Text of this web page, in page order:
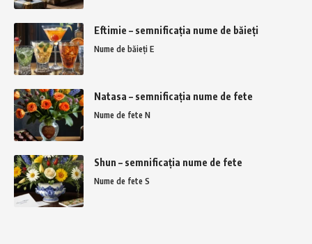
Eftimie – semnificația nume de băieți
Nume de băieți E
Natasa – semnificația nume de fete
Nume de fete N
Shun – semnificația nume de fete
Nume de fete S